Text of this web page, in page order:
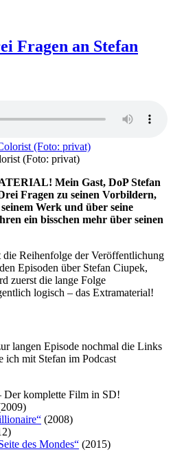
Fragen an Stefan
(Foto: privat)
Mein Gast, DoP Stefan
Fragen zu seinen Vorbildern,
Werk und über seine
ein bisschen mehr über seinen
Reihenfolge der Veröffentlichung
Episoden über Stefan Ciupek,
zuerst die lange Folge
logisch – das Extramaterial!
langen Episode nochmal die Links
ich mit Stefan im Podcast
Der komplette Film in SD!
(2008)
des Mondes“ (2015)